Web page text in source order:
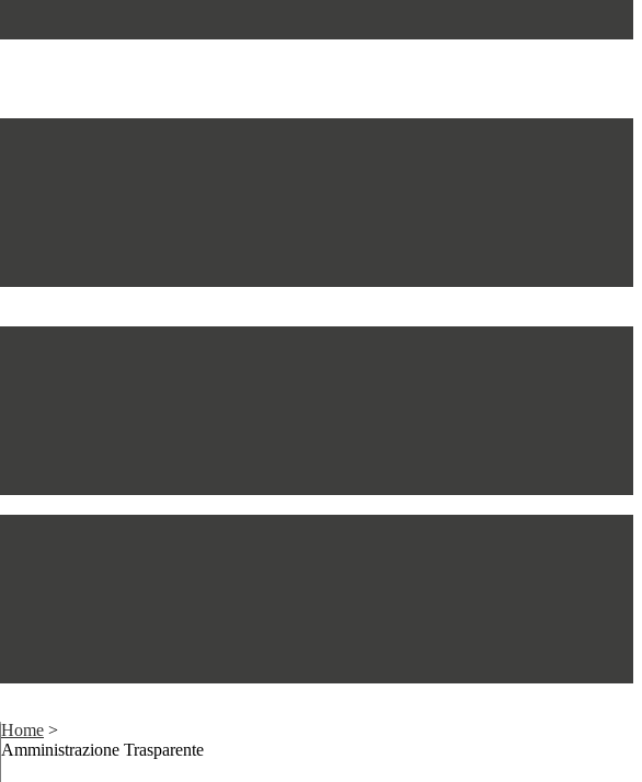
Home >
Amministrazione Trasparente